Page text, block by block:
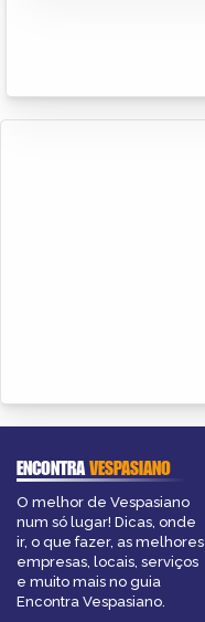
ENCONTRAVESPASIANO
O melhor de Vespasiano
num só lugar! Dicas, onde
ir, o que fazer, as melhores
empresas, locais, serviços
e muito mais no guia
Encontra Vespasiano.